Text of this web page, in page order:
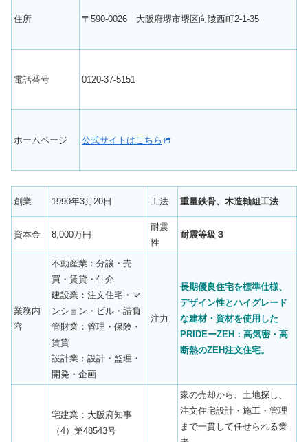
住所 〒590-0026 大阪府堺市堺区向陵西町2-1-35
電話番号 0120-37-5151
ホームページ 公式サイトはこちら
創業 1990年3月20日 工法 重量鉄骨、木造軸組工法
資本金 8,000万円
耐震
性
耐震等級３
業務内
容
不動産業：分譲・売
買・賃貸・仲介
建設業：注文住宅・マ
ンション・ビル・請負
管財業：管理・保険・
賃貸
設計業：設計・監理・
開発・企画
注力
長期優良住宅を標準仕様、
デザイン性とハイグレード
な建材・資材を使用した
PRIDEーZEH：高気密・高
断熱のZEH注文住宅。
宅建業：大阪府知事
（4）第48543号
家の売却から、土地探し、
注文住宅設計・施工・管理
まで一貫して任せられる業